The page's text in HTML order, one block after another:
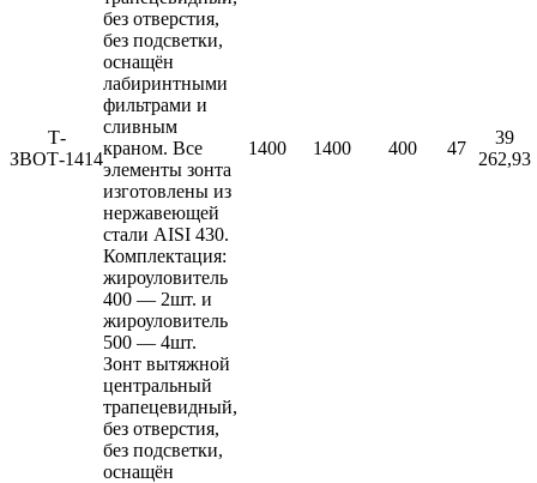
Т-
ЗВОТ-1414
без отверстия,
без подсветки,
оснащён
лабиринтными
фильтрами и
сливным
краном. Все
элементы зонта
изготовлены из
нержавеющей
стали AISI 430.
Комплектация:
жироуловитель
400 — 2шт. и
жироуловитель
500 — 4шт.
1400 1400 400 47
39
262,93
Зонт вытяжной
центральный
трапецевидный,
без отверстия,
без подсветки,
оснащён